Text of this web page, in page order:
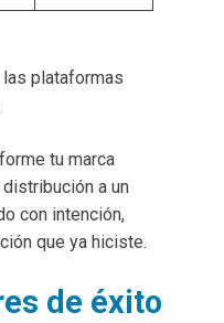
plataformas
tu marca
a un
con intención,
que ya hiciste.
de éxito